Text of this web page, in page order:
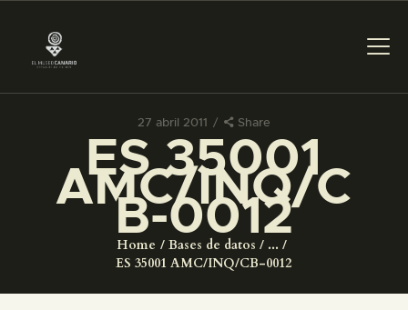
27 abril 2011 Share
ES 35001
AMC/INQ/C
B-0012
Home Bases de datos
...
ES 35001 AMC/INQ/CB-0012
PREPARAR LA VISITA
ACTIVIDADES